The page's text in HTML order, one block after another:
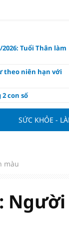
Tuổi Thân làm
theo niên hạn với
con số
trưởng 10%?
của ngân hàng
điều kiện như vàng
SỨC KHỎE -
màu
Người